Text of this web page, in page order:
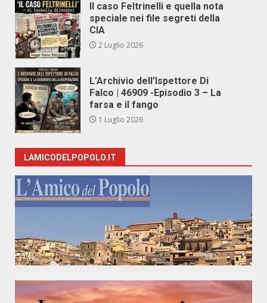
Il caso Feltrinelli e quella nota
speciale nei file segreti della
CIA
2 Luglio 2026
L’Archivio dell’Ispettore Di
Falco | 46909 -Episodio 3 – La
farsa e il fango
1 Luglio 2026
LAMICODELPOPOLO.IT